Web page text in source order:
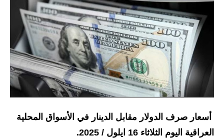
القروض والسلف
المنح المالية
قطع الاراضي
اخبار العراق
الاخبار الامنية
أسعار صرف الدولار مقابل الدينار في الأسواق المحلية
العراقية اليوم الثلاثاء 16 ايلول / 2025.